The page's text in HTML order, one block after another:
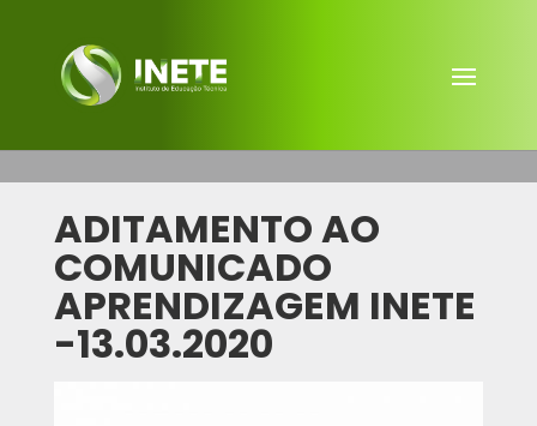
ADITAMENTO AO
COMUNICADO
APRENDIZAGEM INETE
-13.03.2020